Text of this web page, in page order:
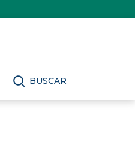
BUSCAR